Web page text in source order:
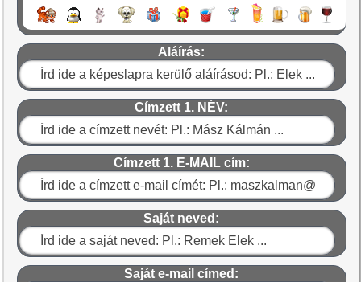
Aláírás:
Címzett 1. NÉV:
Címzett 1. E-MAIL cím:
Saját neved:
Saját e-mail címed: